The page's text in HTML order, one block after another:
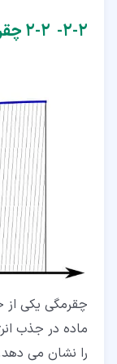
۲‏-‏۲‏- 2-2 چقرمگی (
چقرمگی یکی از
ماده در جذب
را نشان می